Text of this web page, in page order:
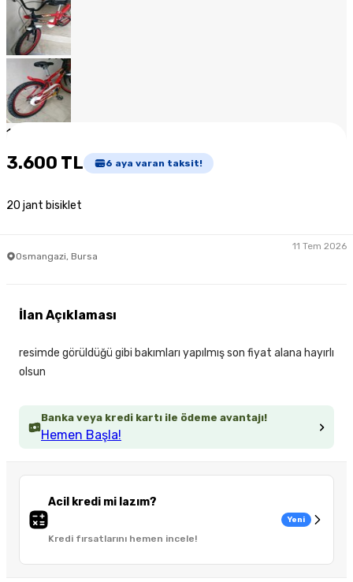
1
3.600 TL 6 aya varan taksit!
20 jant bisiklet
Osmangazi, Bursa
11 Tem 2026
Banka veya kredi kartı ile ödeme avantajı!
Hemen Başla!
Acil kredi mi lazım?
Kredi fırsatlarını hemen incele!
Yeni
İlan Açıklaması
resimde görüldüğü gibi bakımları yapılmış son fiyat alana hayırlı
olsun